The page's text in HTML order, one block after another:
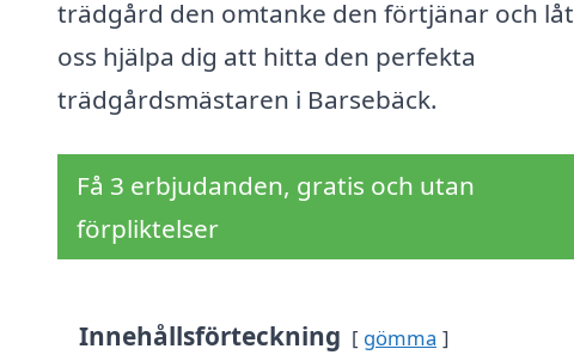
trädgård den omtanke den förtjänar och låt
oss hjälpa dig att hitta den perfekta
trädgårdsmästaren i Barsebäck.
Få 3 erbjudanden, gratis och utan
förpliktelser
Innehållsförteckning gömma